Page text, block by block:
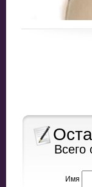
Всего
Имя